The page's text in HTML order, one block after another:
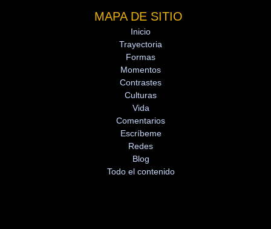
MAPA DE SITIO
Inicio
Trayectoria
Formas
Momentos
Contrastes
Culturas
Vida
Comentarios
Escríbeme
Redes
Blog
Todo el contenido